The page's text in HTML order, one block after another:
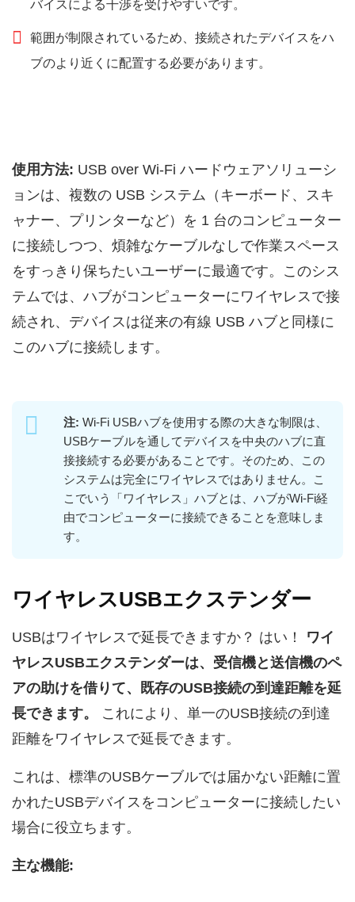
バイスによる干渉を受けやすいです。
範囲が制限されているため、接続されたデバイスをハ
ブのより近くに配置する必要があります。
使用方法: USB over Wi-Fi ハードウェアソリューシ
ョンは、複数の USB システム（キーボード、スキ
ャナー、プリンターなど）を 1 台のコンピューター
に接続しつつ、煩雑なケーブルなしで作業スペース
をすっきり保ちたいユーザーに最適です。このシス
テムでは、ハブがコンピューターにワイヤレスで接
続され、デバイスは従来の有線 USB ハブと同様に
このハブに接続します。
注: Wi-Fi USBハブを使用する際の大きな制限は、
USBケーブルを通してデバイスを中央のハブに直
接接続する必要があることです。そのため、この
システムは完全にワイヤレスではありません。こ
こでいう「ワイヤレス」ハブとは、ハブがWi-Fi経
由でコンピューターに接続できることを意味しま
す。
ワイヤレスUSBエクステンダー
USBはワイヤレスで延長できますか？ はい！ ワイ
ヤレスUSBエクステンダーは、受信機と送信機のペ
アの助けを借りて、既存のUSB接続の到達距離を延
長できます。
これにより、単一のUSB接続の到達
距離をワイヤレスで延長できます。
これは、標準のUSBケーブルでは届かない距離に置
かれたUSBデバイスをコンピューターに接続したい
場合に役立ちます。
主な機能: